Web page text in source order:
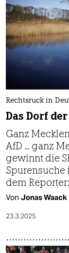
Rechtsruck in
Das Dorf
Ganz
AfD … ganz
gewinnt die
Spurensuche
dem
Von Jonas Waack
23.3.2025